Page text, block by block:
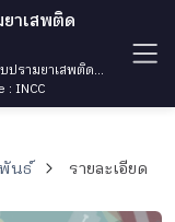
าเสพติด
รามยาเสพติด
: INCC
นธ์ รายละเอียด